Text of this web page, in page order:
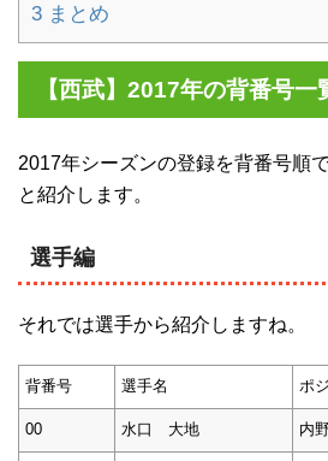
3 まとめ
【西武】2017年の背番号一
2017年シーズンの登録を背番号順
と紹介します。
選手編
それでは選手から紹介しますね。
背番号 選手名 ポ
00 水口 大地 内